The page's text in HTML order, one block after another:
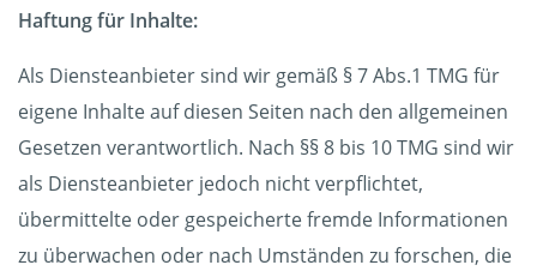
Haftung für Inhalte:
Als Diensteanbieter sind wir gemäß § 7 Abs.1 TMG für
eigene Inhalte auf diesen Seiten nach den allgemeinen
Gesetzen verantwortlich. Nach §§ 8 bis 10 TMG sind wir
als Diensteanbieter jedoch nicht verpflichtet,
übermittelte oder gespeicherte fremde Informationen
zu überwachen oder nach Umständen zu forschen, die